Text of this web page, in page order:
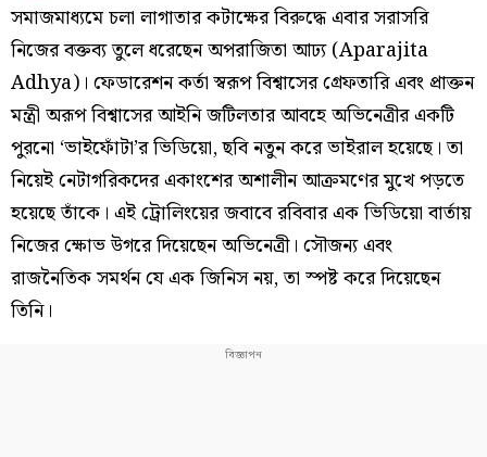
সমাজমাধ্যমে চলা লাগাতার কটাক্ষের বিরুদ্ধে এবার সরাসরি
নিজের বক্তব্য তুলে ধরেছেন অপরাজিতা আঢ্য (Aparajita
Adhya)। ফেডারেশন কর্তা স্বরূপ বিশ্বাসের গ্রেফতারি এবং প্রাক্তন
মন্ত্রী অরূপ বিশ্বাসের আইনি জটিলতার আবহে অভিনেত্রীর একটি
পুরনো ‘ভাইফোঁটা’র ভিডিয়ো, ছবি নতুন করে ভাইরাল হয়েছে। তা
নিয়েই নেটাগরিকদের একাংশের অশালীন আক্রমণের মুখে পড়তে
হয়েছে তাঁকে। এই ট্রোলিংয়ের জবাবে রবিবার এক ভিডিয়ো বার্তায়
নিজের ক্ষোভ উগরে দিয়েছেন অভিনেত্রী। সৌজন্য এবং
রাজনৈতিক সমর্থন যে এক জিনিস নয়, তা স্পষ্ট করে দিয়েছেন
তিনি।